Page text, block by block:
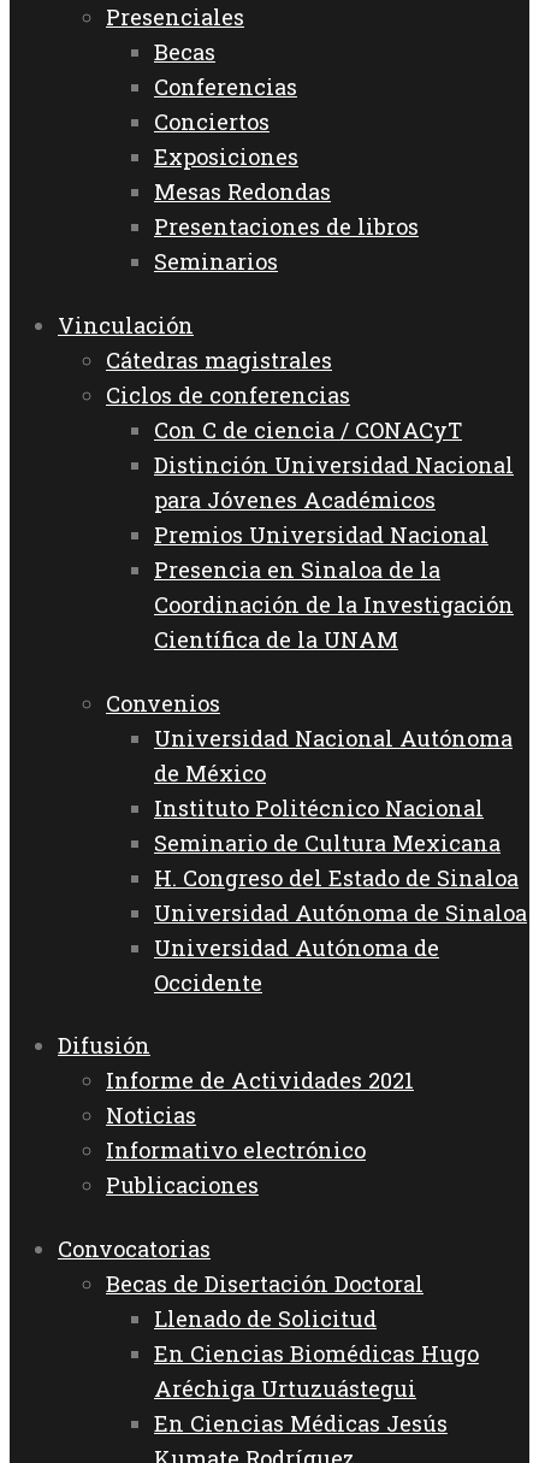
Presenciales
Becas
Conferencias
Conciertos
Exposiciones
Mesas Redondas
Presentaciones de libros
Seminarios
Vinculación
Cátedras magistrales
Ciclos de conferencias
Con C de ciencia / CONACyT
Distinción Universidad Nacional
para Jóvenes Académicos
Premios Universidad Nacional
Presencia en Sinaloa de la
Coordinación de la Investigación
Científica de la UNAM
Convenios
Universidad Nacional Autónoma
de México
Instituto Politécnico Nacional
Seminario de Cultura Mexicana
H. Congreso del Estado de Sinaloa
Universidad Autónoma de Sinaloa
Universidad Autónoma de
Occidente
Difusión
Informe de Actividades 2021
Noticias
Informativo electrónico
Publicaciones
Convocatorias
Becas de Disertación Doctoral
Llenado de Solicitud
En Ciencias Biomédicas Hugo
Aréchiga Urtuzuástegui
En Ciencias Médicas Jesús